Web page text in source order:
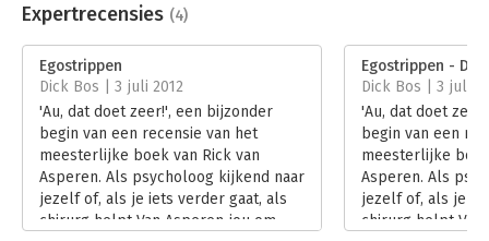
Bestandsformaat:
epub
Uitgever:
Druk:
Verschijningsdatum:
16-2-2012
Hoofdrubriek: Persoonlijke effectiviteit
Expertrecensies (4)
Egostrippen
Dick Bos | 3 juli 2012
'Au, dat doet zeer!', een bijzonder
begin van een recensie van het
meesterlijke boek van Rick van
Asperen. Als psycholoog kijkend naar
jezelf of, als je iets verder gaat, als
chirurg helpt Van Asperen jou om
Egostrippen - De
Dick Bos | 3 juli
'Au, dat doet
begin van een
meesterlijke
Asperen. Als
jezelf of, als je
chirurg helpt Van